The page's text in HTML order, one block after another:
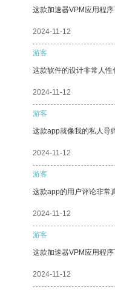
这款加速器VPM应用程
2024-11-12
游客
这款软件的设计非常人性
2024-11-12
游客
这款app就像我的私人导
2024-11-12
游客
这款app的用户评论非常
2024-11-12
游客
这款加速器VPM应用程
2024-11-12